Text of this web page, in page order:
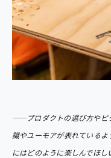
――プロダクトの選び方やピ
識やユーモアが表れている
にはどのように楽しんでほし